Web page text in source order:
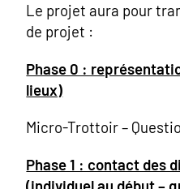
Le projet aura pour
de projet :
Phase 0 :
lieux)
Micro-Trottoir –
Phase 1 : contact des